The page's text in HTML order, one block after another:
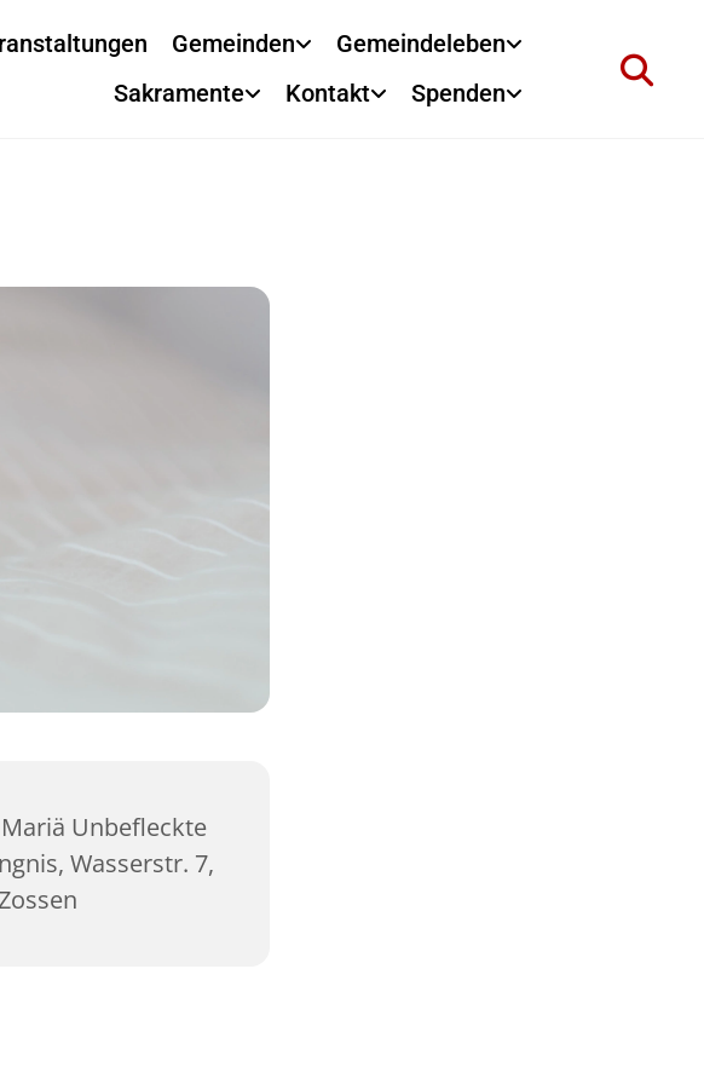
Gemeinden
Gemeindeleben
Sakramente
Kontakt Spenden
Unbefleckte
Wasserstr. 7,